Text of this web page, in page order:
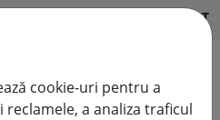
HILFE & SUPPORT
cookie-uri pentru a
a analiza traficul